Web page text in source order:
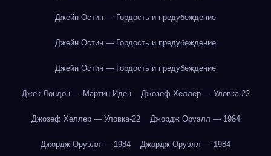
Джейн Остин — Гордость и предубеждение
Джейн Остин — Гордость и предубеждение
Джейн Остин — Гордость и предубеждение
Джек Лондон — Мартин Иден Джозеф Хеллер — Уловка-22
Джозеф Хеллер — Уловка-22 Джордж Оруэлл — 1984
Джордж Оруэлл — 1984 Джордж Оруэлл — 1984